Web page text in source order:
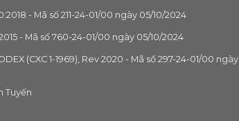
- Mã số 211-24-01/00 ngày 05/10/2024
- Mã số 760-24-01/00 ngày 05/10/2024
(CXC 1-1969), Rev 2020 - Mã số 297-24-01/00 ngày
Tuyến